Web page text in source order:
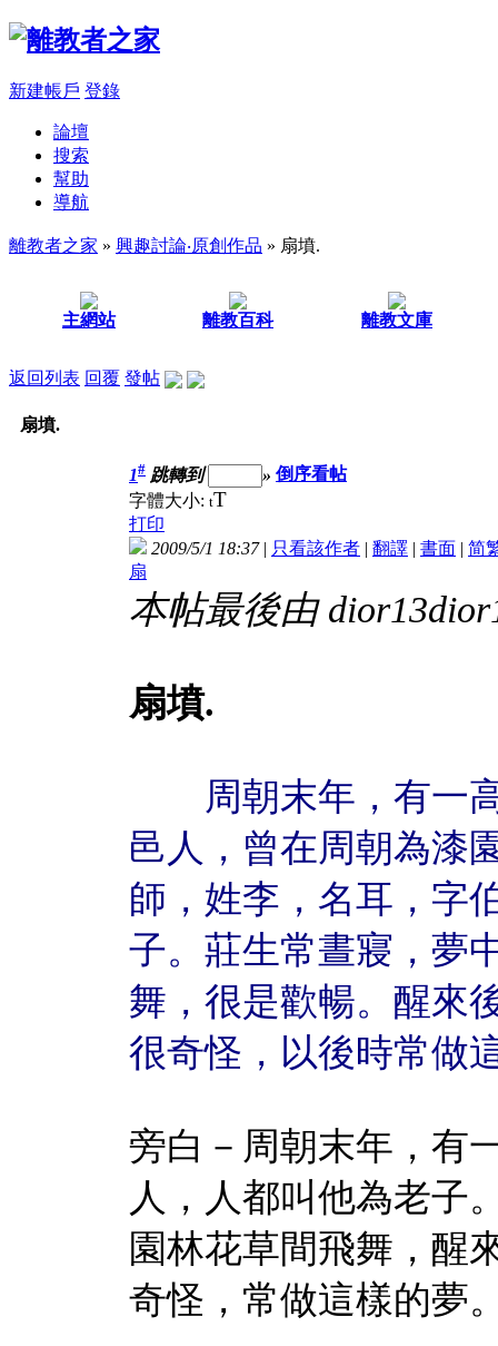
新建帳戶 登錄
論壇
搜索
幫助
導航
離教者之家 » 興趣討論‧原創作品 » 扇墳.
主網站 離教百科 離教文庫
返回列表 回覆 發帖
扇墳.
1# 跳轉到 » 倒序看帖
字體大小: tT
打印
2009/5/1 18:37| 只看該作者 | 翻譯 | 書面 | 简
扇
本帖最後由
扇墳.
周朝末年，有一高
邑人，曾在周朝為漆
師，姓李，名耳，字
子。莊生常晝寢，夢
舞，很是歡暢。醒來
很奇怪，以後時常做
旁白－周朝末年，有
人，人都叫他為老子
園林花草間飛舞，醒
奇怪，常做這樣的夢